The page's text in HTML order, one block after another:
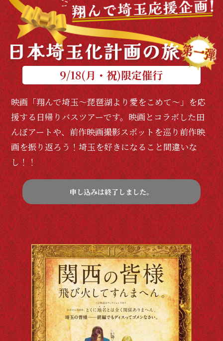
9/18(月・祝)限定催行
映画「翔んで埼玉～琵琶湖より愛をこめて～」を応
援する日帰りバスツアーです。映画とコラボした田
んぼアートや、前作映画撮影スポットを巡り前作映
画を振り返ろう！埼玉を好きになること間違いな
し！！
申し込みは終了しました。